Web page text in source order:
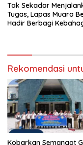
Tak Sekadar
Tugas, Lapas Muara
Hadir Berbagi
Rekomendasi
Kobarkan Semangat